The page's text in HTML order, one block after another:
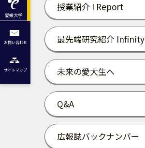
愛媛大学
お問い合わせ
サイトマップ
授業紹介 I Report
最先端研究紹介 Infinity
未来の愛大生へ
Q&A
広報誌バックナンバー